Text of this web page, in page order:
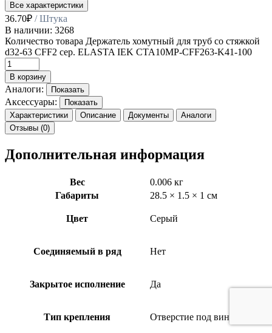
Все характеристики
36.70₽ / Штука
В наличии: 3268
Количество товара Держатель хомутный для труб со стяжкой
d32-63 CFF2 сер. ELASTA IEK CTA10MP-CFF263-K41-100
В корзину
Аналоги: Показать
Аксессуары:
Показать
Характеристики
Описание Документы
Аналоги
Отзывы (0)
Дополнительная информация
Вес
0.006 кг
Габариты
28.5 × 1.5 × 1 см
Цвет Серый
Соединяемый в ряд Нет
Закрытое исполнение Да
Тип крепления Отверстие под винт/шуруп